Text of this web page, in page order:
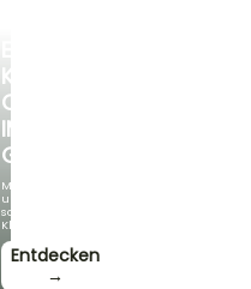
KÜHLE
OASE
IM
GARTEN
Mit
unseren
schönsten
Kletterpflanzen!
Entdecken
→